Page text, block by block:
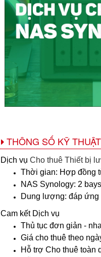
THÔNG SỐ KỸ THUẬT
Dịch vụ Cho thuê Thiết bị
Thời gian: Hợp đồng
NAS Synology: 2
Dung lượng: đáp ứng
Cam kết Dịch vụ
Thủ tục đơn giản -
Giá cho thuê theo
Hỗ trợ Cho thuê toàn